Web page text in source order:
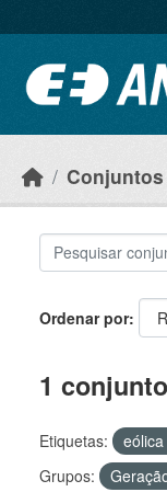
Ordenar por
1
Etiquetas: eólica
Grupos: